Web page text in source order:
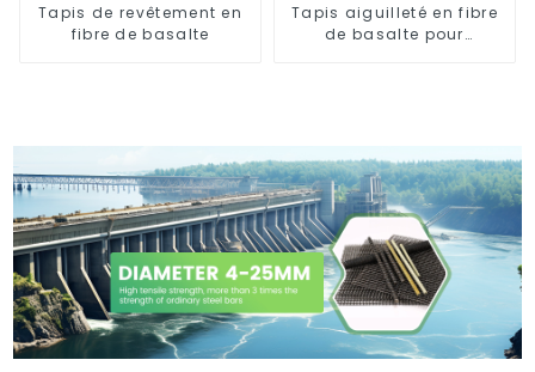
Tapis de revêtement en
fibre de basalte
Tapis aiguilleté en fibre
de basalte pour